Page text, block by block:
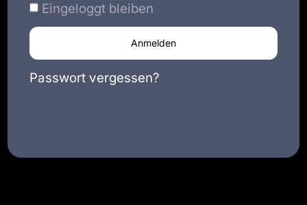
Eingeloggt bleiben
Anmelden
Passwort vergessen?